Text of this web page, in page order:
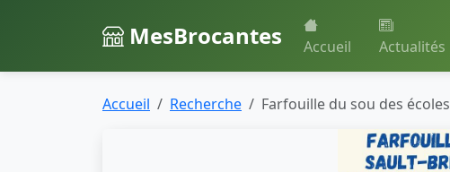
MesBrocantes Accueil Actualités
Accueil Recherche Farfouille du sou des écoles